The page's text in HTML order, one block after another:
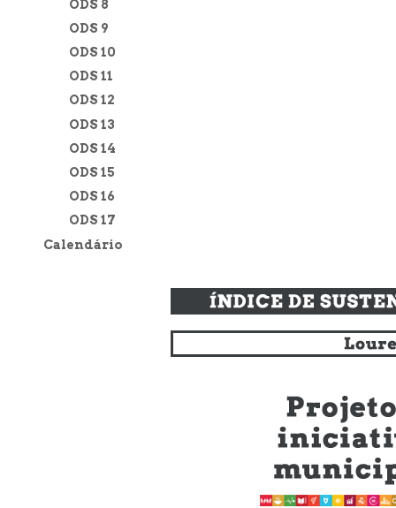
ODS 8
ODS 9
ODS 10
ODS 11
ODS 12
ODS 13
ODS 14
ODS 15
ODS 16
ODS 17
Calendário